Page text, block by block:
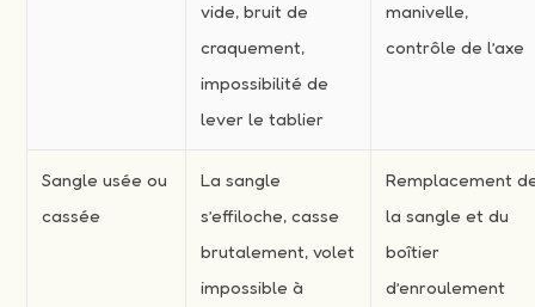
vide, bruit de
craquement,
impossibilité de
lever le tablier
manivelle,
contrôle de l’axe
Sangle usée ou
cassée
La sangle
s’effiloche, casse
brutalement, volet
impossible à
Remplacement
la sangle et du
boîtier
d’enroulement